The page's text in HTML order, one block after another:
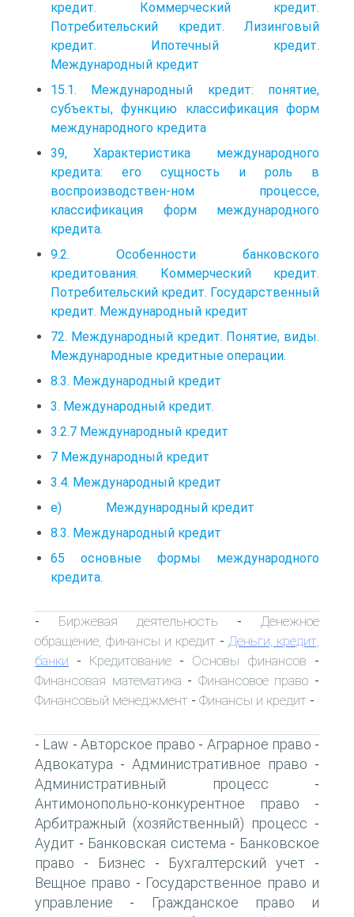
кредит. Коммерческий кредит.
Потребительский кредит. Лизинговый
кредит. Ипотечный кредит.
Международный кредит
15.1. Международный кредит: понятие,
субъекты, функцию классификация форм
международного кредита
39, Характеристика международного
кредита: его сущность и роль в
воспроизводствен-ном процессе,
классификация форм международного
кредита.
9.2. Особенности банковского
кредитования. Коммерческий кредит.
Потребительский кредит. Государственный
кредит. Международный кредит
72. Международный кредит. Понятие, виды.
Международные кредитные операции.
8.3. Международный кредит
3. Международный кредит.
3.2.7 Международный кредит
7 Международный кредит
3.4. Международный кредит
е) Международный кредит
8.3. Международный кредит
65 основные формы международного
кредита.
- Биржевая деятельность - Денежное
обращение, финансы и кредит - Деньги, кредит,
банки - Кредитование - Основы финансов -
Финансовая математика - Финансовое право -
Финансовый менеджмент - Финансы и кредит -
- Law - Авторское право - Аграрное право -
Адвокатура - Административное право -
Административный процесс -
Антимонопольно-конкурентное право -
Арбитражный (хозяйственный) процесс -
Аудит - Банковская система - Банковское
право - Бизнес - Бухгалтерский учет -
Вещное право - Государственное право и
управление -
Гражданское право и